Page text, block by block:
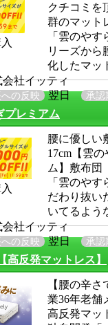
クチコミを
群のマット
「雲のや
リーズから
化したマッ
会社イッティ
の反映 翌日 承認
プレミアム
腰に優し
17cm【雲
ム】敷布団
「雲のや
だわり抜い
いてるよう
会社イッティ
の反映 翌日 承認
高反発マットレス】
【腰の辛
業36年老舗
高反発マッ